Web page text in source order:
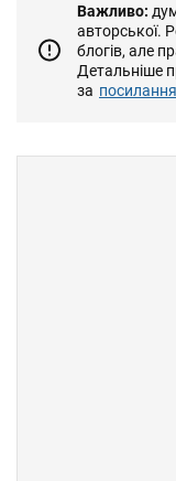
Важливо:
авторської.
блогів, але
Детальніше
за